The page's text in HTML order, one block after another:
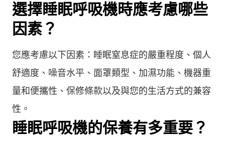
選擇睡眠呼吸機時應考慮哪些
因素？
您應考慮以下因素：睡眠窒息症的嚴重程度、個人
舒適度、噪音水平、面罩類型、加濕功能、機器重
量和便攜性、保修條款以及與您的生活方式的兼容
性。
睡眠呼吸機的保養有多重要？